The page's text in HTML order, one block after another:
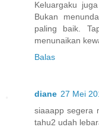
Keluargaku
Bukan
paling baik.
menunaikan
Balas
diane 27 Mei
siaaapp segera
tahu2 udah